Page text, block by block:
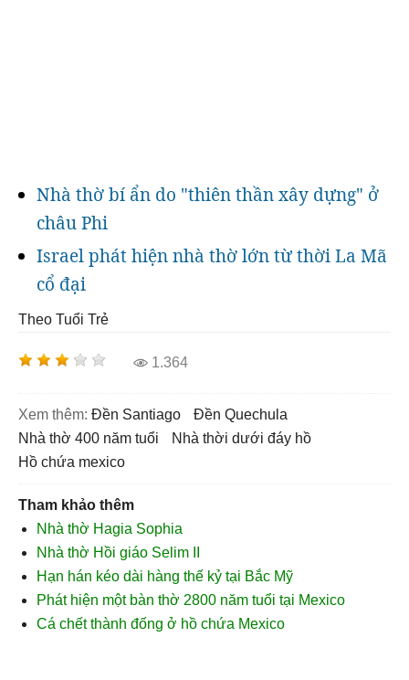
Nhà thờ bí ẩn do "thiên thần xây dựng" ở
châu Phi
Israel phát hiện nhà thờ lớn từ thời La Mã
cổ đại
Theo Tuổi Trẻ
1.364
Xem thêm: Đền Santiago
Đền Quechula
nhà thờ 400 năm tuổi
nhà thời dưới đáy hồ
hồ chứa mexico
Tham khảo thêm
Nhà thờ Hagia Sophia
Nhà thờ Hồi giáo Selim II
Hạn hán kéo dài hàng thế kỷ tại Bắc Mỹ
Phát hiện một bàn thờ 2800 năm tuổi tại Mexico
Cá chết thành đống ở hồ chứa Mexico